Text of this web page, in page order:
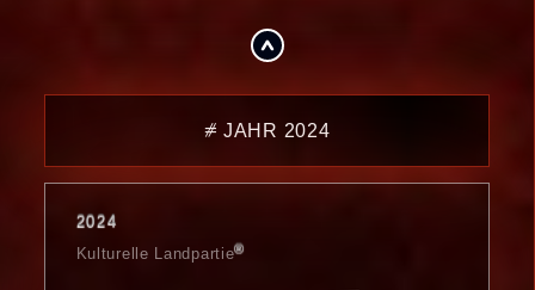
⧣ JAHR 2024
2024
Kulturelle Landpartie®